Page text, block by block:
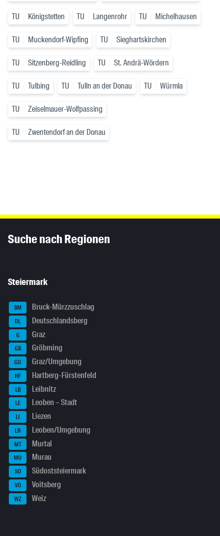
TU Königstetten TU Langenrohr TU Michelhausen
TU Muckendorf-Wipfing TU Sieghartskirchen
TU Sitzenberg-Reidling TU St. Andrä-Wördern
TU Tulbing TU Tulln an der Donau TU Würmla
TU Zeiselmauer-Wolfpassing
TU Zwentendorf an der Donau
Suche nach Regionen
Steiermark
BM Bruck-Mürzzuschlag
DL Deutschlandsberg
G Graz
GB Gröbming
GU Graz/Umgebung
HF Hartberg-Fürstenfeld
LB Leibnitz
LE Leoben – Stadt
LI Liezen
LN Leoben/Umgebung
MT Murtal
MU Murau
SO Südoststeiermark
VO Voitsberg
WZ Weiz